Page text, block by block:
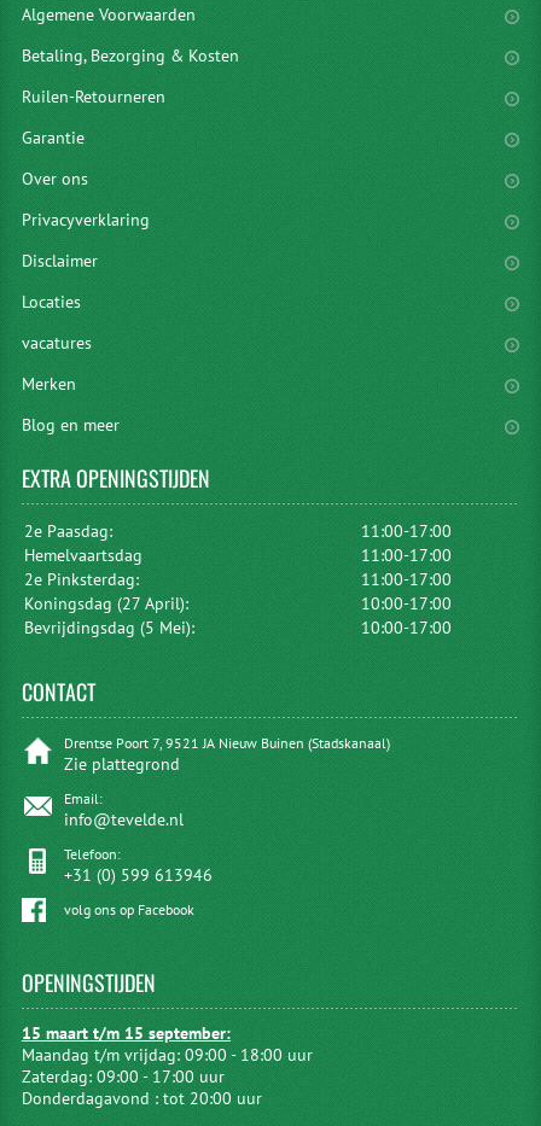
Algemene Voorwaarden
Betaling, Bezorging & Kosten
Ruilen-Retourneren
Garantie
Over ons
Privacyverklaring
Disclaimer
Locaties
vacatures
Merken
Blog en meer
EXTRAOPENINGSTIJDEN
2e Paasdag:
11:00-17:00
Hemelvaartsdag
11:00-17:00
2e Pinksterdag:
11:00-17:00
Koningsdag (27 April):
10:00-17:00
Bevrijdingsdag (5 Mei):
10:00-17:00
CONTACT
Drentse Poort 7, 9521 JA Nieuw Buinen (Stadskanaal)
Zie plattegrond
Email:
info@tevelde.nl
Telefoon:
+31 (0) 599 613946
volg ons op Facebook
OPENINGSTIJDEN
15 maart t/m 15 september:
Maandag t/m vrijdag: 09:00 - 18:00 uur
Zaterdag: 09:00 - 17:00 uur
Donderdagavond : tot 20:00 uur